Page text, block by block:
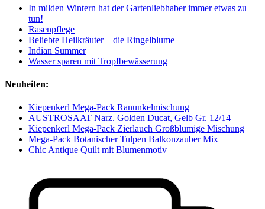
In milden Wintern hat der Gartenliebhaber immer etwas zu
tun!
Rasenpflege
Beliebte Heilkräuter – die Ringelblume
Indian Summer
Wasser sparen mit Tropfbewässerung
Neuheiten:
Kiepenkerl Mega-Pack Ranunkelmischung
AUSTROSAAT Narz. Golden Ducat, Gelb Gr. 12/14
Kiepenkerl Mega-Pack Zierlauch Großblumige Mischung
Mega-Pack Botanischer Tulpen Balkonzauber Mix
Chic Antique Quilt mit Blumenmotiv